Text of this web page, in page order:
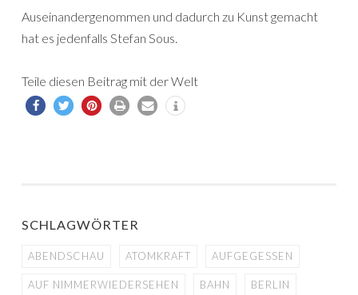
Auseinandergenommen und dadurch zu Kunst gemacht
hat es jedenfalls Stefan Sous.
Teile diesen Beitrag mit der Welt
SCHLAGWÖRTER
ABENDSCHAU ATOMKRAFT AUFGEGESSEN
AUF NIMMERWIEDERSEHEN BAHN BERLIN